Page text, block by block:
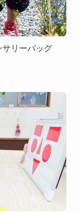
サリーバッグ